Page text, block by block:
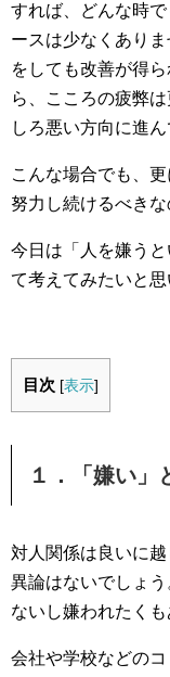
すれば、どんな時
ースは少なくあり
をしても改善が得
ら、こころの疲弊
しろ悪い方向に進
こんな場合でも、
努力し続けるべきな
今日は「人を嫌う
て考えてみたいと思
目次 [表示]
１．「嫌い」
対人関係は良いに
異論はないでしょ
ないし嫌われたくも
会社や学校などの